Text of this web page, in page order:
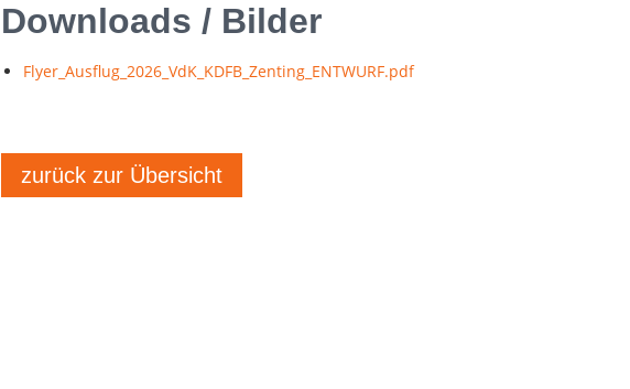
Downloads / Bilder
Flyer_Ausflug_2026_VdK_KDFB_Zenting_ENTWURF.pdf
zurück zur Übersicht